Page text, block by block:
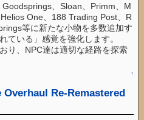
、Sloan、Primm、M
One、188 Trading Post、R
等に新たな小物を多数追加す
ている」感覚を強化します。
り、NPC達は適切な経路を探索
↑
Overhaul Re-Remastered